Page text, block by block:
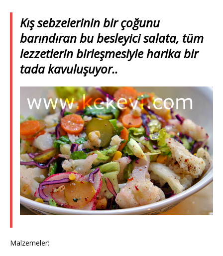
Kış sebzelerinin bir çoğunu
barındıran bu besleyici salata, tüm
lezzetlerin birleşmesiyle harika bir
tada kavuluşuyor..
Malzemeler: